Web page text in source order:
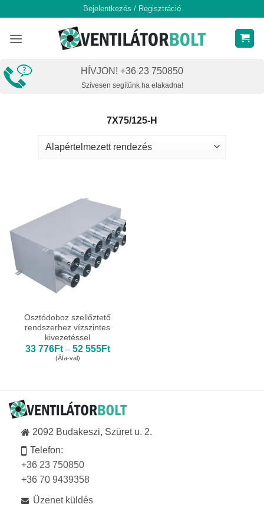
content
Bejelentkezés / Regisztráció
HÍVJON! +36 23 750850
Szívesen segítünk ha elakadna!
7X75/125-H
Osztódoboz szellőztető
rendszerhez vízszintes
kivezetéssel
33 776Ft – 52 555FtÁrtartomány:
(Áfa-val)
2092 Budakeszi, Szüret u. 2.
Telefon:
+36 23 750850
+36 70 9439358
Üzenet küldés